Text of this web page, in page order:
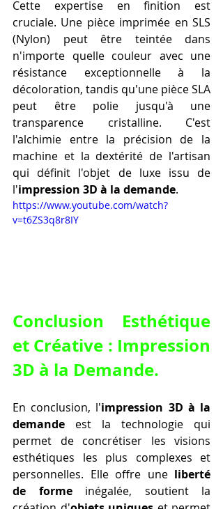
Cette expertise en finition est
cruciale. Une pièce imprimée en SLS
(Nylon) peut être teintée dans
n'importe quelle couleur avec une
résistance exceptionnelle à la
décoloration, tandis qu'une pièce SLA
peut être polie jusqu'à une
transparence cristalline. C'est
l'alchimie entre la précision de la
machine et la dextérité de l'artisan
qui définit l'objet de luxe issu de
l'impression 3D à la demande.
https://www.youtube.com/watch?
v=t6ZS3q8r8IY
Conclusion Esthétique
et Créative : Impression
3D à la Demande.
En conclusion, l'impression 3D à la
demande est la technologie qui
permet de concrétiser les visions
esthétiques les plus complexes et
personnelles. Elle offre une liberté
de forme inégalée, soutient la